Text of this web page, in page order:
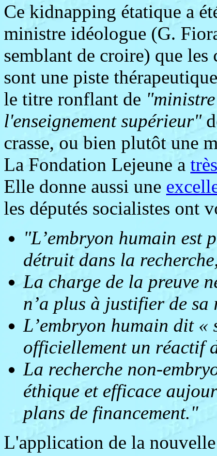
Ce kidnapping étatique a
ministre idéologue (G.
semblant de croire) que les
sont une piste
le titre ronflant de
l'enseignement supérieur"
crasse, ou bien plutôt une
La Fondation Lejeune a
Elle donne aussi une
les députés socialistes ont
"L’embryon humain est
détruit dans la
La charge de la preuve
n’a plus à justifier de sa
L’embryon humain dit «
officiellement un réactif
La recherche non-
éthique et efficace
plans de financement."
L'application de la